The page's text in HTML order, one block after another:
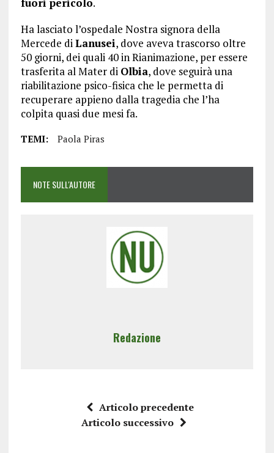
Ha lasciato l’ospedale Nostra signora della
Mercede diLanusei, dove aveva trascorso oltre
50 giorni, dei quali 40 in Rianimazione, per essere
trasferita al Mater di Olbia, dove seguirà una
riabilitazione psico-fisica che le permetta di
recuperare appieno dalla tragedia che l’ha
colpita quasi due mesi fa.
TEMI: Paola Piras
NOTE SULL'AUTORE
Redazione
Articolo precedente
Articolo successivo